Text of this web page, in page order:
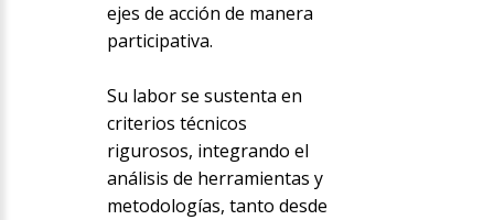
ejes de acción de manera
participativa.
Su labor se sustenta en
criterios técnicos
rigurosos, integrando el
análisis de herramientas y
metodologías, tanto desde